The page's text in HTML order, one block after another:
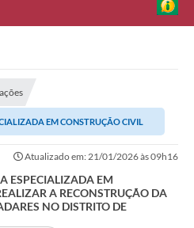
EM CONSTRUÇÃO CIVIL
Atualizado em: 21/01/2026 às 09h16
ESPECIALIZADA EM
A RECONSTRUÇÃO DA
NO DISTRITO DE